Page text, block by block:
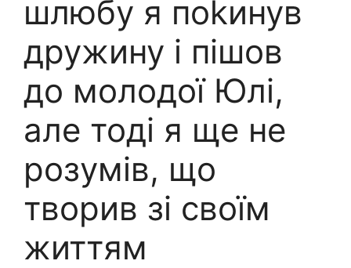
шлюбу я поkинув
дружину і пішов
до молодої Юлі,
але тоді я ще не
розумів, що
творив зі своїм
життям